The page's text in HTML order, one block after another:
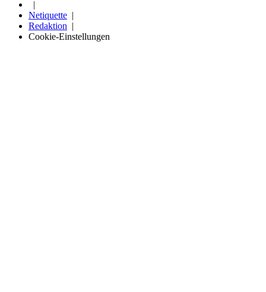
Netiquette
Redaktion
Cookie-Einstellungen